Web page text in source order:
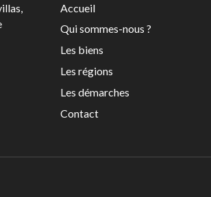
Accueil
Qui sommes-nous ?
Les biens
Les régions
Les démarches
Contact